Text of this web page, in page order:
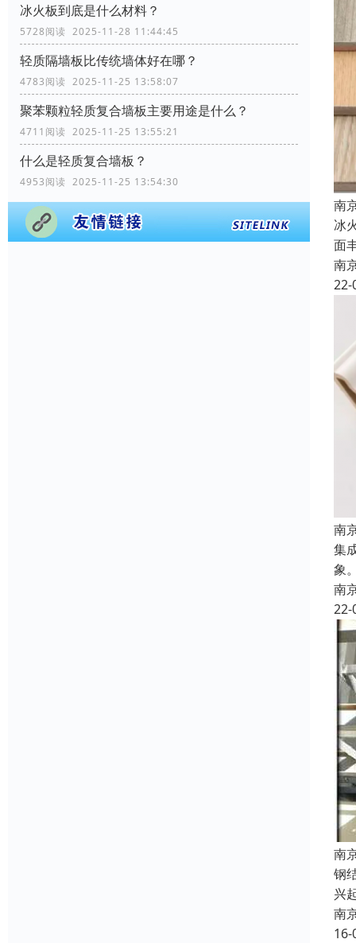
冰火板到底是什么材料？
5728阅读 2025-11-28 11:44:45
轻质隔墙板比传统墙体好在哪？
4783阅读 2025-11-25 13:58:07
聚苯颗粒轻质复合墙板主要用途是什么？
4711阅读 2025-11-25 13:55:21
什么是轻质复合墙板？
4953阅读 2025-11-25 13:54:30
南
冰
面
南
22-
南
集
象
南
22-
南
钢
兴
南
16-